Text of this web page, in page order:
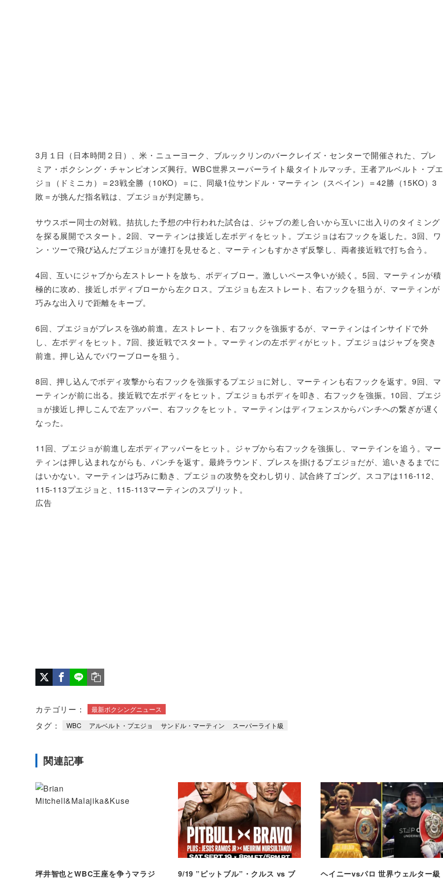
3月１日（日本時間２日）、米・ニューヨーク、ブルックリンのバークレイズ・センターで開催された、プレ
ミア・ボクシング・チャンピオンズ興行。WBC世界スーパーライト級タイトルマッチ。王者アルベルト・プエ
ジョ（ドミニカ）＝23戦全勝（10KO）＝に、同級1位サンドル・マーティン（スペイン）＝42勝（15KO）3
敗＝が挑んだ指名戦は、プエジョが判定勝ち。
サウスポー同士の対戦。拮抗した予想の中行われた試合は、ジャブの差し合いから互いに出入りのタイミング
を探る展開でスタート。2回、マーティンは接近し左ボディをヒット。プエジョは右フックを返した。3回、ワ
ン・ツーで飛び込んだプエジョが連打を見せると、マーティンもすかさず反撃し、両者接近戦で打ち合う。
4回、互いにジャブから左ストレートを放ち、ボディブロー。激しいペース争いが続く。5回、マーティンが積
極的に攻め、接近しボディブローから左クロス。プエジョも左ストレート、右フックを狙うが、マーティンが
巧みな出入りで距離をキープ。
6回、プエジョがプレスを強め前進。左ストレート、右フックを強振するが、マーティンはインサイドで外
し、左ボディをヒット。7回、接近戦でスタート。マーティンの左ボディがヒット。プエジョはジャブを突き
前進。押し込んでパワーブローを狙う。
8回、押し込んでボディ攻撃から右フックを強振するプエジョに対し、マーティンも右フックを返す。9回、マ
ーティンが前に出る。接近戦で左ボディをヒット。プエジョもボディを叩き、右フックを強振。10回、プエジ
ョが接近し押しこんで左アッパー、右フックをヒット。マーティンはディフェンスからパンチへの繋ぎが遅く
なった。
11回、プエジョが前進し左ボディアッパーをヒット。ジャブから右フックを強振し、マーテインを追う。マー
ティンは押し込まれながらも、パンチを返す。最終ラウンド、プレスを掛けるプエジョだが、追いきるまでに
はいかない。マーティンは巧みに動き、プエジョの攻勢を交わし切り、試合終了ゴング。スコアは116-112、
115-113プエジョと、115-113マーティンのスプリット。
広告
カテゴリー： 最新ボクシングニュース
タグ： WBC アルベルト・プエジョ サンドル・マーティン スーパーライト級
関連記事
坪井智也とWBC王座を争うマラジ
9/19 ”ピットブル”・クルス vs ブ
ヘイニーvsパロ 世界ウェルター級